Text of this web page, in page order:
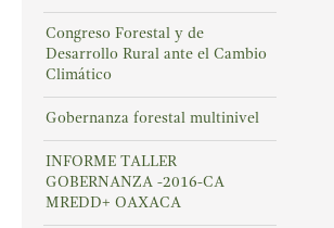
Congreso Forestal y de
Desarrollo Rural ante el Cambio
Climático
Gobernanza forestal multinivel
INFORME TALLER
GOBERNANZA -2016-CA
MREDD+ OAXACA